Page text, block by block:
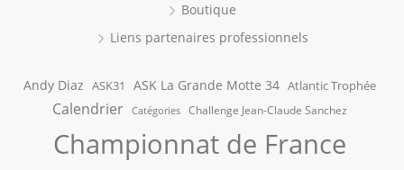
Boutique
Liens partenaires professionnels
Andy Diaz ASK31 ASK La Grande Motte 34 Atlantic Trophée
Calendrier Catégories Challenge Jean-Claude Sanchez
Championnat de France